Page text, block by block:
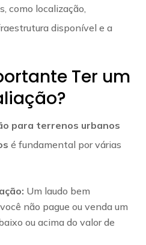
como localização,
disponível e a
Ter um
para terrenos urbanos
é fundamental por várias
Um laudo bem
não pague ou venda um
ou acima do valor de